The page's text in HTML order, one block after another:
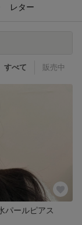
レター
すべて 販売中
パールピアス